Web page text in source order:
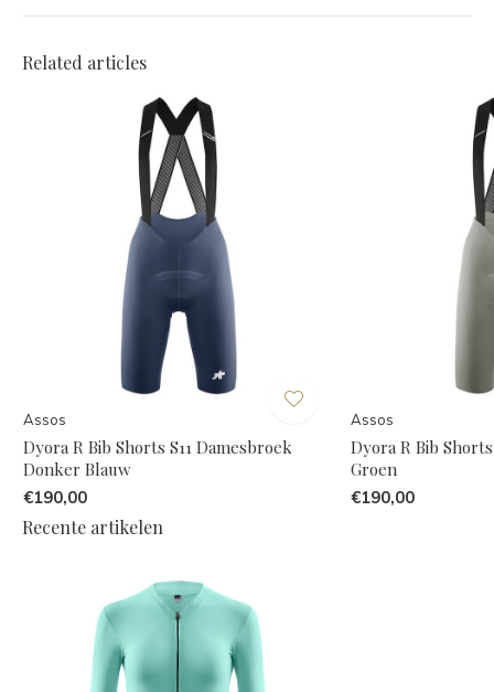
Related articles
Assos
Dyora R Bib Shorts S11 Damesbroek
Donker Blauw
€190,00
Assos
Dyora R Bib
Groen
€190,00
Recente artikelen